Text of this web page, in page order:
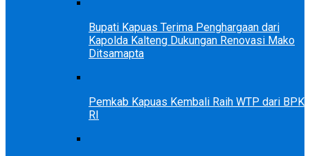
Bupati Kapuas Terima Penghargaan dari
Kapolda Kalteng Dukungan Renovasi Mako
Ditsamapta
Pemkab Kapuas Kembali Raih WTP dari BPK
RI